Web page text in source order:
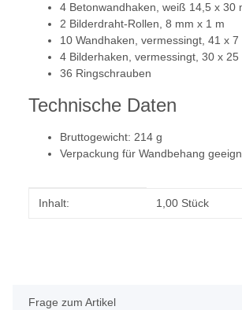
4 Betonwandhaken, weiß 14,5 x 30
2 Bilderdraht-Rollen, 8 mm x 1 m
10 Wandhaken, vermessingt, 41 x 7
4 Bilderhaken, vermessingt, 30 x 25
36 Ringschrauben
Technische Daten
Bruttogewicht: 214 g
Verpackung für Wandbehang
Produkteigenschaft
Wert
Inhalt: 1,00 Stück
Frage zum Artikel